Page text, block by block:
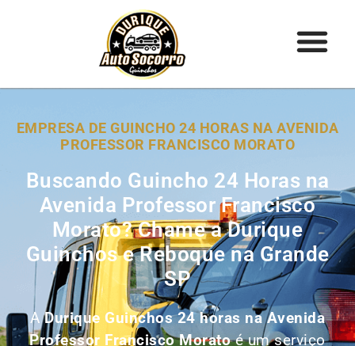
EMPRESA DE GUINCHO 24 HORAS NA AVENIDA
PROFESSOR FRANCISCO MORATO
Buscando Guincho 24 Horas na
Avenida Professor Francisco
Morato? Chame a Durique
Guinchos e Reboque na Grande
SP
ADurique Guinchos 24 horas na Avenida
Professor Francisco Moratoé um serviço